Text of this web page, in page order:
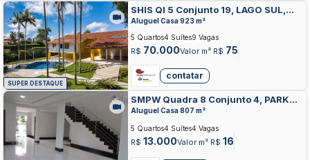
SUPER DESTAQUE
SHIS QI 5 Conjunto 19, LAGO SUL,
BRASILIA
Aluguel Casa 923 m²
R$ 70.000Valor m² R$ 75
5 Quartos4 Suítes9 Vagas
contatar
SMPW Quadra 8 Conjunto 4, PARK
WAY, BRASILIA
Aluguel Casa 807 m²
R$ 13.000Valor m² R$ 16
5 Quartos4 Suítes4 Vagas